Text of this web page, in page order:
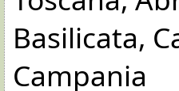
Basilicata,
Campania